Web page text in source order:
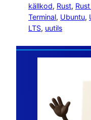
källkod, Rust,
Terminal, Ubuntu,
LTS, uutils